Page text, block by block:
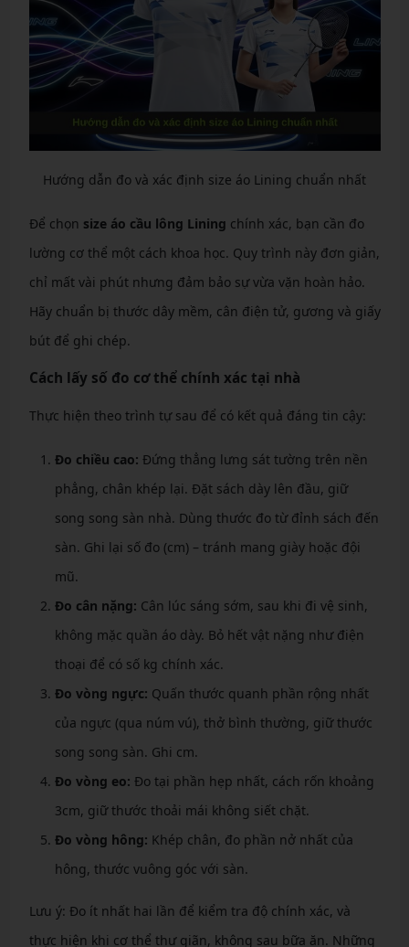
Hướng dẫn đo và xác định size áo Lining chuẩn nhất
Để chọn size áo cầu lông Lining chính xác, bạn cần đo
lường cơ thể một cách khoa học. Quy trình này đơn giản,
chỉ mất vài phút nhưng đảm bảo sự vừa vặn hoàn hảo.
Hãy chuẩn bị thước dây mềm, cân điện tử, gương và giấy
bút để ghi chép.
Cách lấy số đo cơ thể chính xác tại nhà
Thực hiện theo trình tự sau để có kết quả đáng tin cậy:
Đo chiều cao: Đứng thẳng lưng sát tường trên nền
phẳng, chân khép lại. Đặt sách dày lên đầu, giữ
song song sàn nhà. Dùng thước đo từ đỉnh sách đến
sàn. Ghi lại số đo (cm) – tránh mang giày hoặc đội
mũ.
Đo cân nặng: Cân lúc sáng sớm, sau khi đi vệ sinh,
không mặc quần áo dày. Bỏ hết vật nặng như điện
thoại để có số kg chính xác.
Đo vòng ngực: Quấn thước quanh phần rộng nhất
của ngực (qua núm vú), thở bình thường, giữ thước
song song sàn. Ghi cm.
Đo vòng eo: Đo tại phần hẹp nhất, cách rốn khoảng
3cm, giữ thước thoải mái không siết chặt.
Đo vòng hông: Khép chân, đo phần nở nhất của
hông, thước vuông góc với sàn.
Lưu ý: Đo ít nhất hai lần để kiểm tra độ chính xác, và
thực hiện khi cơ thể thư giãn, không sau bữa ăn. Những